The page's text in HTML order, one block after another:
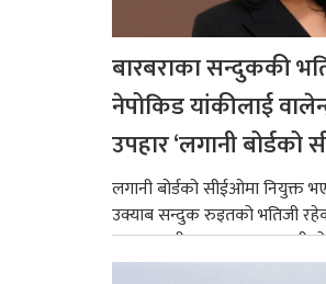
बारबराका सन्दुककी
नेपोकिड यांकीलाई
उपहार ‘लगानी बोर्डको
लगानी बोर्डको सीईओमा नियुक्त
उक्याब सन्दुक रुइतको भतिजी
छ। तत्कालीन समयमा
नै बनेका जोन...